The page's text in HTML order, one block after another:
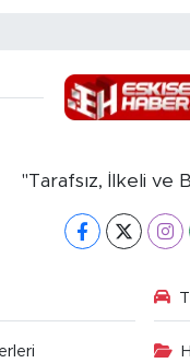
"Tarafsız, İlkeli ve